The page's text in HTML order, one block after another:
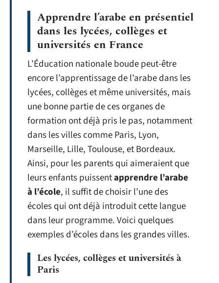
Apprendre l’arabe en présentiel
dans les lycées, collèges et
universités en France
L’Éducation nationale boude peut-être
encore l’apprentissage de l’arabe dans les
lycées, collèges et même universités, mais
une bonne partie de ces organes de
formation ont déjà pris le pas, notamment
dans les villes comme Paris, Lyon,
Marseille, Lille, Toulouse, et Bordeaux.
Ainsi, pour les parents qui aimeraient que
leurs enfants puissentapprendre l’arabe
à l’école, il suffit de choisir l’une des
écoles qui ont déjà introduit cette langue
dans leur programme. Voici quelques
exemples d’écoles dans les grandes villes.
Les lycées, collèges et universités à
Paris